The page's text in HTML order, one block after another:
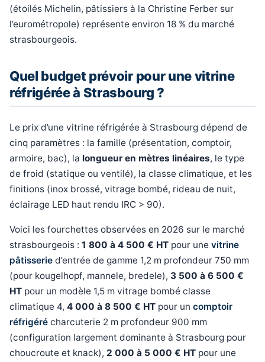
(étoilés Michelin, pâtissiers à la Christine Ferber sur
l’eurométropole) représente environ 18 % du marché
strasbourgeois.
Quel budget prévoir pour une vitrine
réfrigérée à Strasbourg ?
Le prix d’une vitrine réfrigérée à Strasbourg dépend de
cinq paramètres : la famille (présentation, comptoir,
armoire, bac), la longueur en mètres linéaires, le type
de froid (statique ou ventilé), la classe climatique, et les
finitions (inox brossé, vitrage bombé, rideau de nuit,
éclairage LED haut rendu IRC > 90).
Voici les fourchettes observées en 2026 sur le marché
strasbourgeois : 1 800 à 4 500 € HT pour une vitrine
pâtisserie d’entrée de gamme 1,2 m profondeur 750 mm
(pour kougelhopf, mannele, bredele), 3 500 à 6 500 €
HT pour un modèle 1,5 m vitrage bombé classe
climatique 4, 4 000 à 8 500 € HT pour un comptoir
réfrigéré charcuterie 2 m profondeur 900 mm
(configuration largement dominante à Strasbourg pour
choucroute et knack), 2 000 à 5 000 € HT pour une